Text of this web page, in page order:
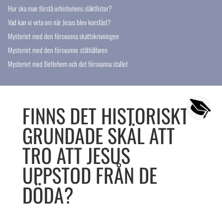
Hur ska man förstå urhistoriens släktlistor?
Vad kan vi veta om när Jesus blev korsfäst?
Mysteriet med den försvunna skattskrivningen
Mysteriet med den försvunne ståthållaren
Mysteriet med Betlehem och det försvunna stallet
FINNS DET HISTORISKT
GRUNDADE SKÄL ATT
TRO ATT JESUS
UPPSTOD FRÅN DE
DÖDA?